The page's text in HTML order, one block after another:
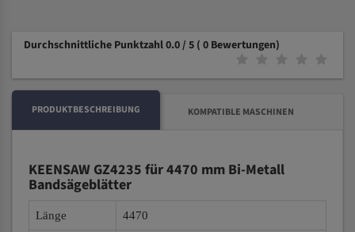
Durchschnittliche Punktzahl 0.0 / 5 ( 0 Bewertungen)
PRODUKTBESCHREIBUNG KOMPATIBLE MASCHINEN
KEENSAW GZ4235 für 4470 mm Bi-Metall
Bandsägeblätter
Länge 4470